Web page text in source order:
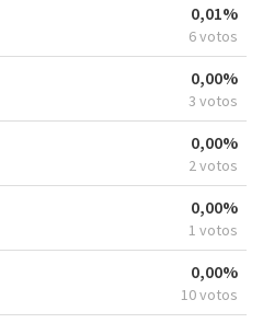
0,01%
6 votos
0,00%
3 votos
0,00%
2 votos
0,00%
1 votos
0,00%
10 votos